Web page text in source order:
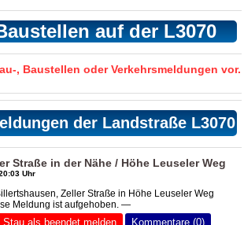
auf der L3070
, Baustellen oder Verkehrsmeldungen vor.
der Landstraße L3070
Straße in der Nähe / Höhe Leuseler Weg
Uhr
Zeller Straße in Höhe Leuseler Weg
Meldung ist aufgehoben. —
Stau als beendet melden Kommentare (0)